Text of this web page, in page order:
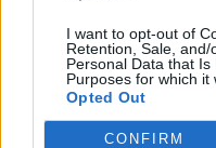
I want to opt-out of
Retention, Sale,
Personal Data that
Purposes for which it
Opted Out
CONFIRM